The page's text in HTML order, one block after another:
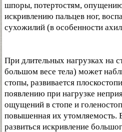
шпоры, потертостям,
искривлению пальцев ног,
сухожилий (в особенности
При длительных нагрузках на
большом весе тела) может
стопы, развивается
появлению при нагрузке
ощущений в стопе и
повышенная их
развиться искривление